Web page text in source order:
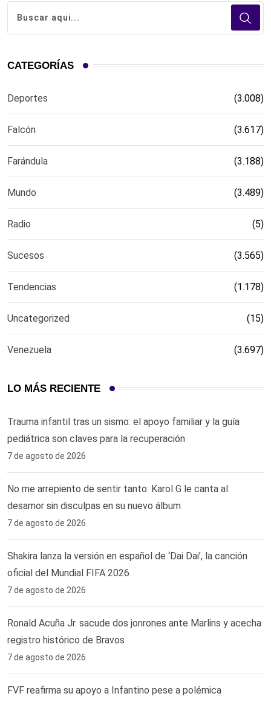
CATEGORÍAS
Deportes (3.008)
Falcón (3.617)
Farándula (3.188)
Mundo (3.489)
Radio (5)
Sucesos (3.565)
Tendencias (1.178)
Uncategorized (15)
Venezuela (3.697)
LO MÁS RECIENTE
Trauma infantil tras un sismo: el apoyo familiar y la guía
pediátrica son claves para la recuperación
7 de agosto de 2026
No me arrepiento de sentir tanto: Karol G le canta al
desamor sin disculpas en su nuevo álbum
7 de agosto de 2026
Shakira lanza la versión en español de ‘Dai Dai’, la canción
oficial del Mundial FIFA 2026
7 de agosto de 2026
Ronald Acuña Jr. sacude dos jonrones ante Marlins y acecha
registro histórico de Bravos
7 de agosto de 2026
FVF reafirma su apoyo a Infantino pese a polémica